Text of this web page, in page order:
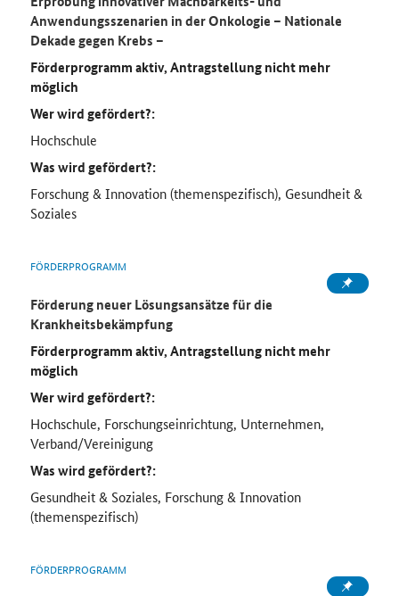
Anwendungsszenarien in der Onkologie – Nationale
Dekade gegen Krebs –
Förderprogramm aktiv, Antragstellung nicht mehr
möglich
Wer wird gefördert?:
Hochschule
Was wird gefördert?:
Forschung & Innovation (themenspezifisch), Gesundheit &
Soziales
FÖRDERPROGRAMM
Förderung neuer Lösungsansätze für die
Krankheitsbekämpfung
Förderprogramm aktiv, Antragstellung nicht mehr
möglich
Wer wird gefördert?:
Hochschule, Forschungseinrichtung, Unternehmen,
Verband/Vereinigung
Was wird gefördert?:
Gesundheit & Soziales, Forschung & Innovation
(themenspezifisch)
FÖRDERPROGRAMM